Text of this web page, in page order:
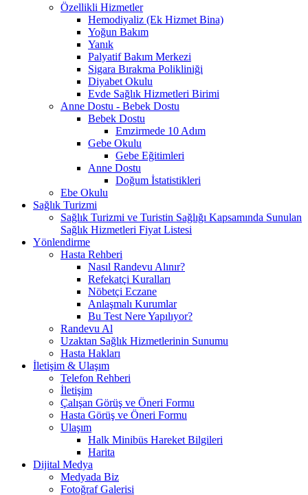
Özellikli Hizmetler
Hemodiyaliz (Ek Hizmet Bina)
Yoğun Bakım
Yanık
Palyatif Bakım Merkezi
Sigara Bırakma Polikliniği
Diyabet Okulu
Evde Sağlık Hizmetleri Birimi
Anne Dostu - Bebek Dostu
Bebek Dostu
Emzirmede 10 Adım
Gebe Okulu
Gebe Eğitimleri
Anne Dostu
Doğum İstatistikleri
Ebe Okulu
Sağlık Turizmi
Sağlık Turizmi ve Turistin Sağlığı Kapsamında Sunulan
Sağlık Hizmetleri Fiyat Listesi
Yönlendirme
Hasta Rehberi
Nasıl Randevu Alınır?
Refekatçi Kuralları
Nöbetçi Eczane
Anlaşmalı Kurumlar
Bu Test Nere Yapılıyor?
Randevu Al
Uzaktan Sağlık Hizmetlerinin Sunumu
Hasta Hakları
İletişim & Ulaşım
Telefon Rehberi
İletişim
Çalışan Görüş ve Öneri Formu
Hasta Görüş ve Öneri Formu
Ulaşım
Halk Minibüs Hareket Bilgileri
Harita
Dijital Medya
Medyada Biz
Fotoğraf Galerisi